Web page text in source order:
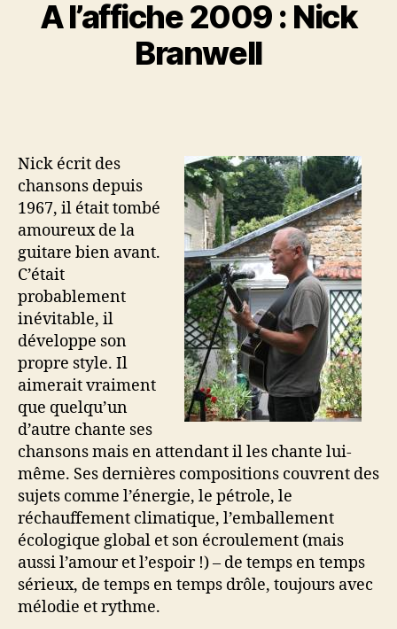
A l’affiche 2009 : Nick
Branwell
Nick écrit des
chansons depuis
1967, il était tombé
amoureux de la
guitare bien avant.
C’était
probablement
inévitable, il
développe son
propre style. Il
aimerait vraiment
que quelqu’un
d’autre chante ses
chansons mais en attendant il les chante lui-
même. Ses dernières compositions couvrent des
sujets comme l’énergie, le pétrole, le
réchauffement climatique, l’emballement
écologique global et son écroulement (mais
aussi l’amour et l’espoir !) – de temps en temps
sérieux, de temps en temps drôle, toujours avec
mélodie et rythme.